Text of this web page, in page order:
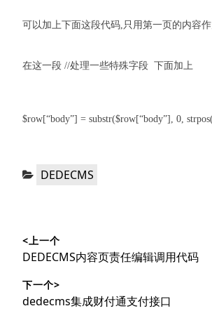
可以加上下面这段代码,只用第一页的内容
在这一段 //处理一些特殊字段 下面加上
$row[“body”] = substr($row[“body”], 0,
分
DEDECMS
章
导
航
<上一个
上
文
章：
DEDECMS内容页责任编辑调用代码
下一个>
下
dedecms集成财付通支付接口